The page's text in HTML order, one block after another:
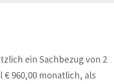
ein Sachbezug von 2
960,00 monatlich, als